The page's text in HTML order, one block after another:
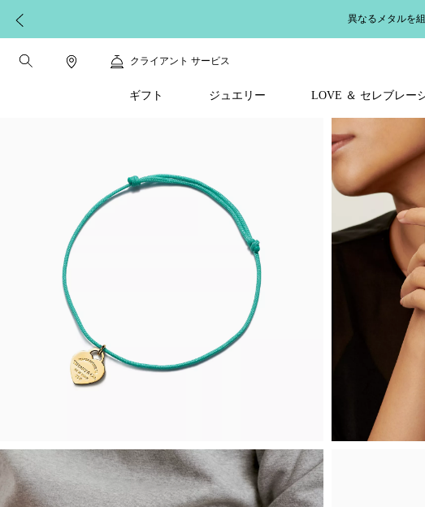
異なるメタルを
クライアント サービス
ギフト ジュエリー LOVE ＆ セレブレー